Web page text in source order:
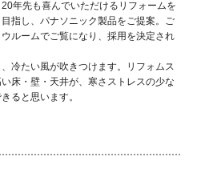
20年先も喜んでいただけるリフォームを
目指し、パナソニック製品をご提案。ご
ルームでご覧になり、採用を決定され
冷たい風が吹きつけます。リフォムス
床・壁・天井が、寒さストレスの少な
ると思います。